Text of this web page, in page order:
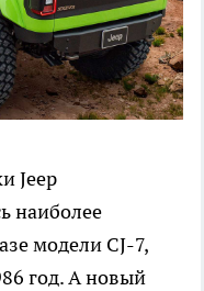
Jeep
наиболее
модели CJ-7,
год. А новый